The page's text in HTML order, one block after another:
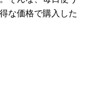
な価格で購入した